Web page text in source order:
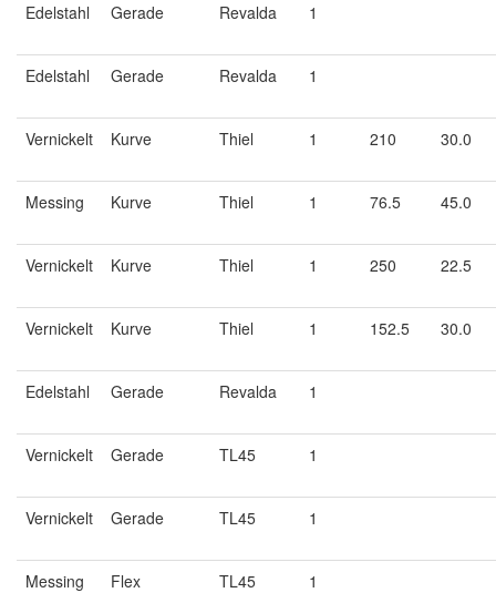
Edelstahl Gerade Revalda 1
Edelstahl Gerade Revalda 1
Vernickelt Kurve Thiel 1 210 30.0
Messing Kurve Thiel 1 76.5 45.0
Vernickelt Kurve Thiel 1 250 22.5
Vernickelt Kurve Thiel 1 152.5 30.0
Edelstahl Gerade Revalda 1
Vernickelt Gerade TL45 1
Vernickelt Gerade TL45 1
Messing Flex TL45 1